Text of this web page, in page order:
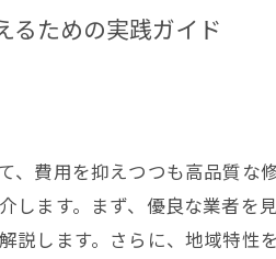
るための実践ガイド
費用を抑えつつも高品質な
します。まず、優良な業者
説します。さらに、地域特